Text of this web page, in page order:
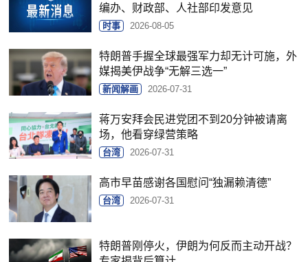
编办、财政部、人社部印发意见
时事 2026-08-05
特朗普手握全球最强军力却无计可施，外
媒揭美伊战争“无解三选一”
新闻解画 2026-07-31
蒋万安拜会民进党团不到20分钟被请离
场，他看穿绿营策略
台湾 2026-07-31
高市早苗感谢各国慰问“独漏赖清德”
台湾 2026-07-31
特朗普刚停火，伊朗为何反而主动开战？